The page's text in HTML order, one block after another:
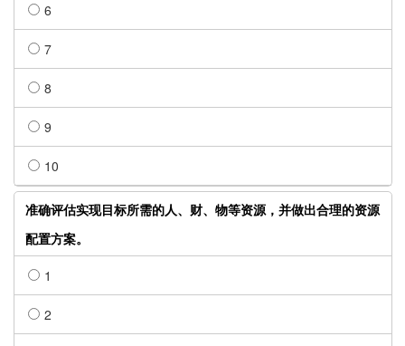
6
7
8
9
10
准确评估实现目标所需的人、财、物等资源，并做出合理的资源
配置方案。
1
2